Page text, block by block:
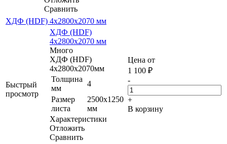
Сравнить
ХДФ (HDF) 4х2800х2070 мм
Быстрый
просмотр
ХДФ (HDF)
4х2800х2070 мм
Много
ХДФ (HDF)
4х2800х2070мм
Толщина
мм
4
Размер
листа
2500х1250
мм
Характеристики
Отложить
Сравнить
Цена от
1 100 ₽
-
+
В корзину